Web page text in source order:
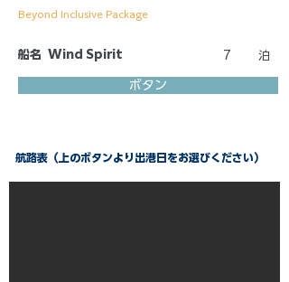
Beyond Inclusive Package
船名 Wind Spirit 7 泊
ボタン
航路表（上のボタンより出港日をお選びください）